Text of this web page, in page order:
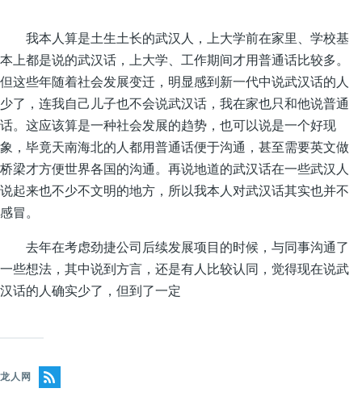
我本人算是土生土长的武汉人，上大学前在家里、学校基
本上都是说的武汉话，上大学、工作期间才用普通话比较多。
但这些年随着社会发展变迁，明显感到新一代中说武汉话的人
少了，连我自己儿子也不会说武汉话，我在家也只和他说普通
话。这应该算是一种社会发展的趋势，也可以说是一个好现
象，毕竟天南海北的人都用普通话便于沟通，甚至需要英文做
桥梁才方便世界各国的沟通。再说地道的武汉话在一些武汉人
说起来也不少不文明的地方，所以我本人对武汉话其实也并不
感冒。
去年在考虑劲捷公司后续发展项目的时候，与同事沟通了
一些想法，其中说到方言，还是有人比较认同，觉得现在说武
汉话的人确实少了，但到了一定
龙人网